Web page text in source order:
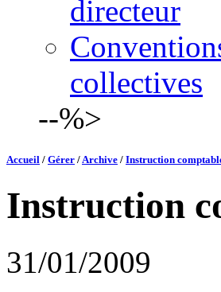
directeur
collectives
--%>
Accueil / Gérer /Archive / Instruction
Instruction
31/01/2009